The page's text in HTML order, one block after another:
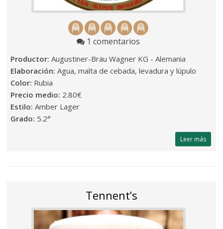
1 comentarios
Productor: Augustiner-Bräu Wagner KG - Alemania
Elaboración: Agua, malta de cebada, levadura y lúpulo
Color: Rubia
Precio medio: 2.80€
Estilo: Amber Lager
Grado: 5.2°
Leer más
Tennent’s